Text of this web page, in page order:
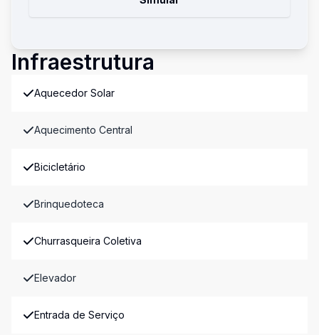
Infraestrutura
Aquecedor Solar
Aquecimento Central
Bicicletário
Brinquedoteca
Churrasqueira Coletiva
Elevador
Entrada de Serviço